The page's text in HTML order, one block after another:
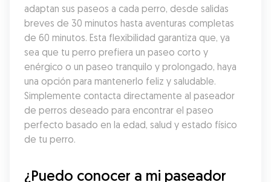
adaptan sus paseos a cada perro, desde salidas
breves de 30 minutos hasta aventuras completas
de 60 minutos. Esta flexibilidad garantiza que, ya
sea que tu perro prefiera un paseo corto y
enérgico o un paseo tranquilo y prolongado, haya
una opción para mantenerlo feliz y saludable.
Simplemente contacta directamente al paseador
de perros deseado para encontrar el paseo
perfecto basado en la edad, salud y estado físico
de tu perro.
¿Puedo conocer a mi paseador